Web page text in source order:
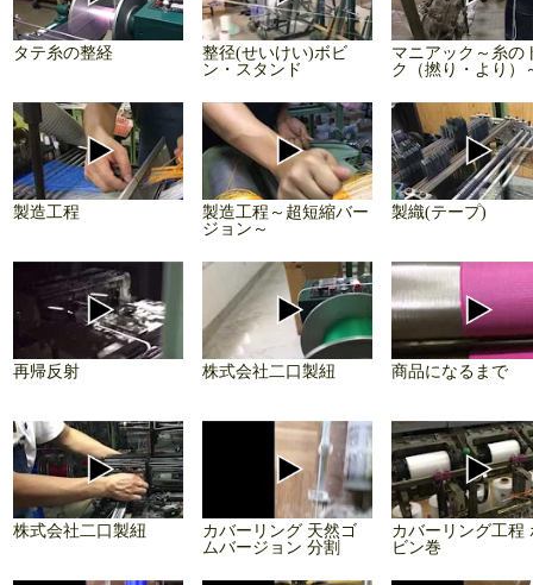
タテ糸の整経
整径(せいけい)ボビ
ン・スタンド
マニアック～糸の
ク（撚り・より）
製造工程
製造工程～超短縮バー
ジョン～
製織(テープ)
再帰反射 株式会社二口製紐 商品になるまで
株式会社二口製紐
カバーリング 天然ゴ
ムバージョン 分割
カバーリング工程
ビン巻